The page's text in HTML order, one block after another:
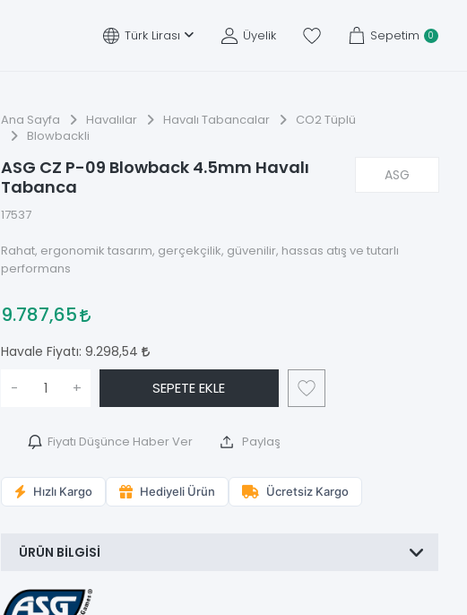
Türk Lirası Üyelik Sepetim 0
Ana Sayfa Havalılar Havalı Tabancalar
CO2 Tüplü
Blowbackli
ASG CZ P-09 Blowback 4.5mm Havalı
Tabanca
17537
ASG
Rahat, ergonomik tasarım, gerçekçilik, güvenilir, hassas atış ve tutarlı
performans
9.787,65
Havale Fiyatı: 9.298,54
- + SEPETE EKLE
Fiyatı Düşünce Haber Ver Paylaş
Hızlı Kargo Hediyeli Ürün Ücretsiz Kargo
ÜRÜN BILGISI